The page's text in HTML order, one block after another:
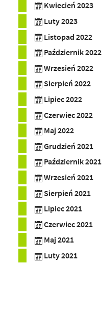
Kwiecień 2023
Luty 2023
Listopad 2022
Październik 2022
Wrzesień 2022
Sierpień 2022
Lipiec 2022
Czerwiec 2022
Maj 2022
Grudzień 2021
Październik 2021
Wrzesień 2021
Sierpień 2021
Lipiec 2021
Czerwiec 2021
Maj 2021
Luty 2021